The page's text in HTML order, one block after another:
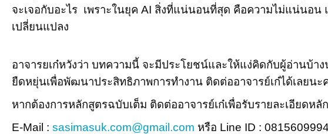
จะเจอกับอะไร เพราะในยุค AI สิ่งที่แน่นอนที่สุด คือความไม่แน่นอน
เปลี่ยนแปลง
อาจารยเก๋หวังว่า บทความนี้ จะมีประโยชน์และให้แง่คิดกับผู้อ่านบ้
ยืดหยุ่นเพื่อพัฒนาประสิทธิภาพการทำงาน ติดต่ออาจารย์เก๋ได้เลยน
หากต้องการหลักสูตรฉบับเต็ม ติดต่ออาจารย์เก๋เพื่อรับรายละเอียดหลั
E-Mail : sasimasuk.com@gmail.com หรือ Line ID :